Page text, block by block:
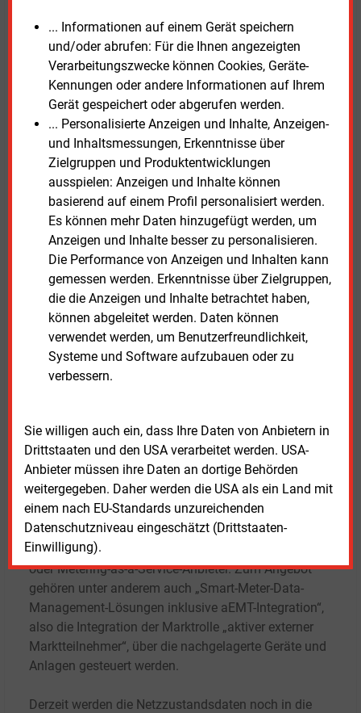
... Informationen auf einem Gerät speichern
und/oder abrufen: Für die Ihnen angezeigten
Verarbeitungszwecke können Cookies, Geräte-
Kennungen oder andere Informationen auf Ihrem
Gerät gespeichert oder abgerufen werden.
... Personalisierte Anzeigen und Inhalte, Anzeigen-
und Inhaltsmessungen, Erkenntnisse über
Zielgruppen und Produktentwicklungen
ausspielen: Anzeigen und Inhalte können
basierend auf einem Profil personalisiert werden.
Es können mehr Daten hinzugefügt werden, um
Anzeigen und Inhalte besser zu personalisieren.
Die Performance von Anzeigen und Inhalten kann
gemessen werden. Erkenntnisse über Zielgruppen,
die die Anzeigen und Inhalte betrachtet haben,
können abgeleitet werden. Daten können
verwendet werden, um Benutzerfreundlichkeit,
Systeme und Software aufzubauen oder zu
verbessern.
Sie willigen auch ein, dass Ihre Daten von Anbietern in
Drittstaaten und den USA verarbeitet werden. USA-
Anbieter müssen ihre Daten an dortige Behörden
weitergegeben. Daher werden die USA als ein Land mit
einem nach EU-Standards unzureichenden
Datenschutzniveau eingeschätzt (Drittstaaten-
Einwilligung).
Im Juli wird Aidon noch eine Weiterentwicklung zur
derzeit eingesetzten Technik präsentieren. Dann
können auch einzelne Abgänge einer Trafostation
gemessen werden, sodass der Netzbetreiber ein noch
genaueres Bild erhält. „In der Regel hat jede Station
zwischen sieben und zwölf Abgängen“, erläutert
Christoph Scharfenort.
Für jeden dieser Abgänge erfolge dann eine
Wandlermessung. Einem Beispiel zufolge, das der
Vertriebsleiter vorrechnet, lassen sich so Einzelwerte
wie Spannung, Strom, Oberschwingungen, Lastprofile
und Netzqualität ermitteln, die dann über einen
Kabelanschluss an den Zähler geleitet werden und
von dort aus in eine Datenbank. „Wir haben
Schnittstellen zu allen möglichen Systemen, etwa zu
Planungstools oder eben Leitsystemen, geschaffen,
in denen die Daten verarbeitet werden“, so
Scharfenort. Die Prozesse zum Schalten und Regeln
durchaus.
Das Unternehmen mit dem etwas eigentümlichen
Namen hat sich die komplette Wertschöpfungskette
im intelligenten Messwesen auf die Fahne
geschrieben und sieht sich als Strategieberater
genauso wie als Smart-Meter-Gateway-Administrator
oder Metering-as-a-Service-Anbieter. Zum Angebot
gehören unter anderem auch „Smart-Meter-Data-
Management-Lösungen inklusive aEMT-Integration“,
also die Integration der Marktrolle „aktiver externer
Marktteilnehmer“, über die nachgelagerte Geräte und
Anlagen gesteuert werden.
Derzeit werden die Netzzustandsdaten noch in die